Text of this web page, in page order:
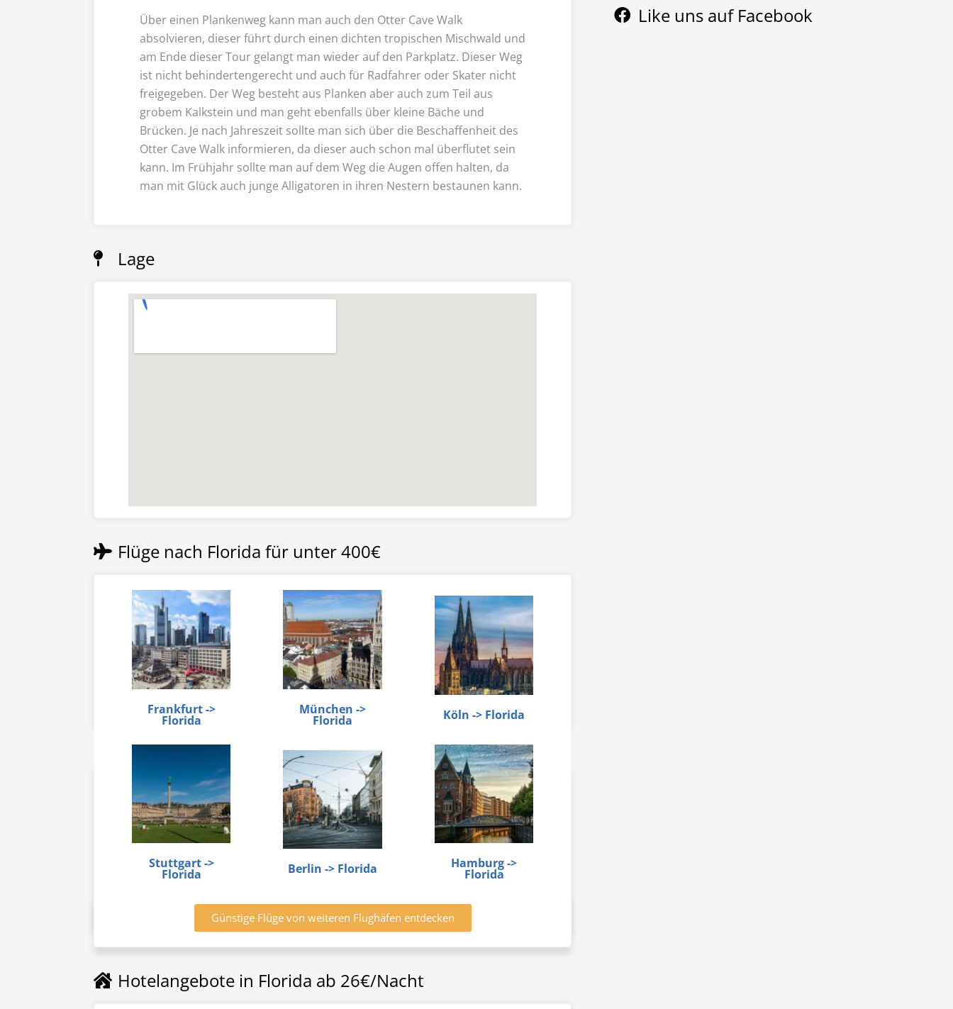
Über einen Plankenweg kann man auch den Otter Cave Walk
absolvieren, dieser führt durch einen dichten tropischen Mischwald und
am Ende dieser Tour gelangt man wieder auf den Parkplatz. Dieser Weg
ist nicht behindertengerecht und auch für Radfahrer oder Skater nicht
freigegeben. Der Weg besteht aus Planken aber auch zum Teil aus
grobem Kalkstein und man geht ebenfalls über kleine Bäche und
Brücken. Je nach Jahreszeit sollte man sich über die Beschaffenheit des
Otter Cave Walk informieren, da dieser auch schon mal überflutet sein
kann. Im Frühjahr sollte man auf dem Weg die Augen offen halten, da
man mit Glück auch junge Alligatoren in ihren Nestern bestaunen kann.
Lage
Flüge nach Florida für unter 400€
Frankfurt ->
Florida
München ->
Florida Köln -> Florida
Stuttgart ->
Florida Berlin -> Florida Hamburg ->
Florida
Günstige Flüge von weiteren Flughäfen entdecken
Hotelangebote in Florida ab 26€/Nacht
Like uns auf Facebook